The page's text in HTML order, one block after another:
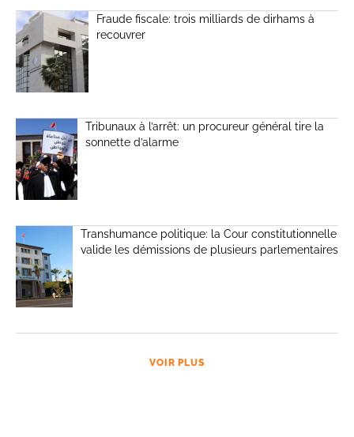
Fraude fiscale: trois milliards de dirhams à
recouvrer
Tribunaux à l’arrêt: un procureur général tire la
sonnette d’alarme
Transhumance politique: la Cour constitutionnelle
valide les démissions de plusieurs parlementaires
VOIR PLUS